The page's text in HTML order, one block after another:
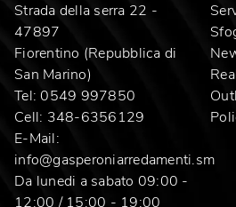
Strada della serra 22 -
47897
Fiorentino (Repubblica di
San Marino)
Tel: 0549 997850
Cell: 348-6356129
E-Mail:
info@gasperoniarredamenti.sm
Da lunedi a sabato 09:00 -
12:00 / 15:00 - 19:00